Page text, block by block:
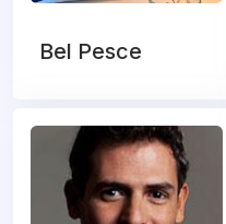
Bel Pesce